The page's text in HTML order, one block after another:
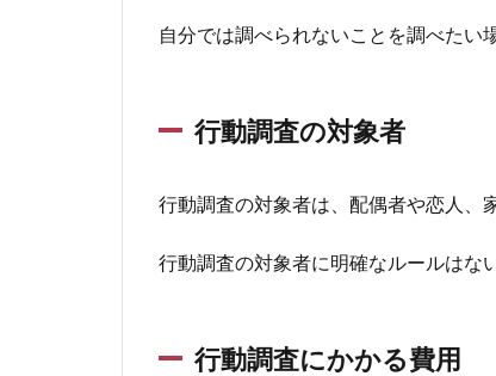
に仕
か心
2.2
して
いが
自分では調べられないことを調べたい
行動調査の対象者
行動調査の対象者は、配偶者や恋人、
行動調査の対象者に明確なルールはな
行動調査にかかる費用